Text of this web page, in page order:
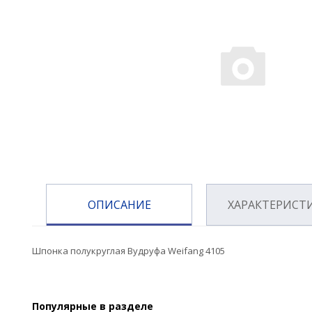
ОПИСАНИЕ
Шпонка полукруглая Вудруфа Weifang 4105
Популярные в разделе